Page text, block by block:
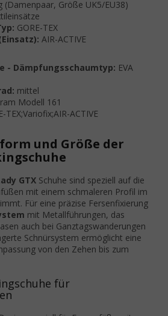
(Damenpaar, Größe UK5/EU38)
GORE-TEX
AIR-ACTIVE
- Dämpfungsschaumtyp: EVA
mittel
Modell 161
TEX;Variofix;AIR-ACTIVE
und Größe der
GTX Schuhe sind speziell auf die
mit einem schmaleren Profil im
Für eine präzise Fersenfixierung
mit Metallführungen, das
auch bei Ganztagswanderungen
Schnürsystem ermöglicht eine
von den Zehen bis zum
für